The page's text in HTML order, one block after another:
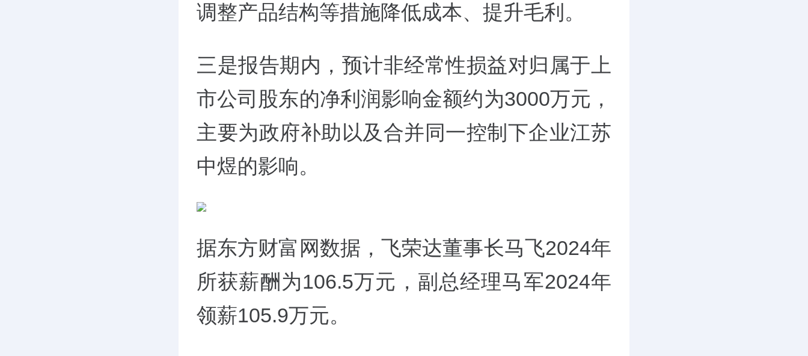
调整产品结构等措施降低成本、提升毛利。
三是报告期内，预计非经常性损益对归属于上
市公司股东的净利润影响金额约为3000万元，
主要为政府补助以及合并同一控制下企业江苏
中煜的影响。
据东方财富网数据， 飞荣达董事长马飞2024年
所获薪酬为106.5万元，副总经理马军2024年
领薪105.9万元。